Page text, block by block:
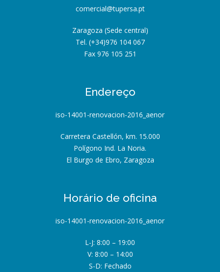
comercial@tupersa.pt
Zaragoza (Sede central)
Tel. (+34)976 104 067
Fax 976 105 251
Endereço
iso-14001-renovacion-2016_aenor
Carretera Castellón, km. 15.000
Polígono Ind. La Noria.
El Burgo de Ebro, Zaragoza
Horário de oficina
iso-14001-renovacion-2016_aenor
L-J: 8:00 – 19:00
V: 8:00 – 14:00
S-D: Fechado